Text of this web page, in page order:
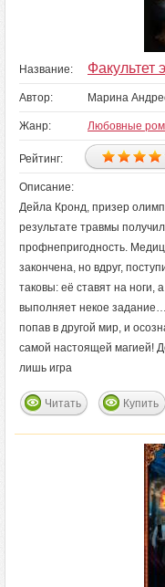
Название: Факультет
Автор: Марина
Жанр: Любовные
Рейтинг:
Описание:
Дейла Кронд, призер
результате травмы
профнепригодность.
закончена, но вдруг,
таковы: её ставят на ноги,
выполняет некое задание…
попав в другой мир, и
самой настоящей магией!
лишь игра
Читать Купить